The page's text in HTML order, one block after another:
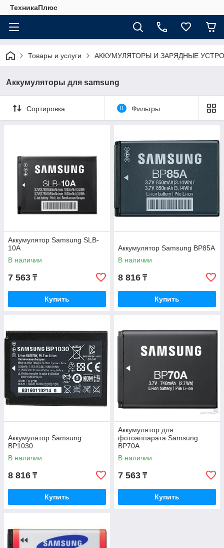
ТехникаПлюс
Товары и услуги АККУМУЛЯТОРЫ И ЗАРЯДНЫЕ
Аккумуляторы для samsung
Сортировка 0 Фильтры
Аккумулятор Samsung SLB-
10A
В наличии
7 563 ₸
Купить
Аккумулятор Samsung BP85A
В наличии
8 816 ₸
Купить
Аккумулятор Samsung
BP1030
В наличии
8 816 ₸
Купить
Аккумулятор для
фотоаппарата Samsung
BP70A
В наличии
7 563 ₸
Купить